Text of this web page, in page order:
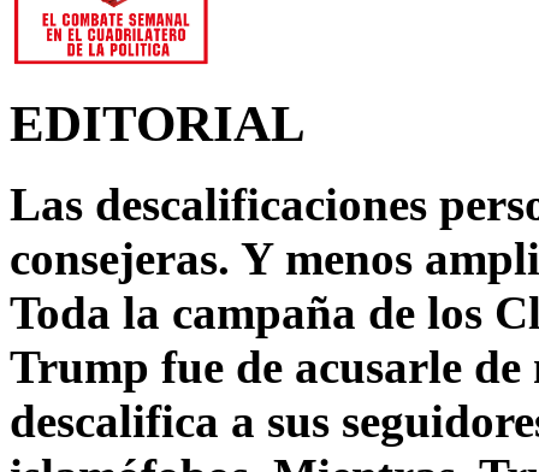
EDITORIAL
Las descalificaciones
consejeras. Y menos
Toda la campaña de los
Trump fue de acusarle
descalifica a sus